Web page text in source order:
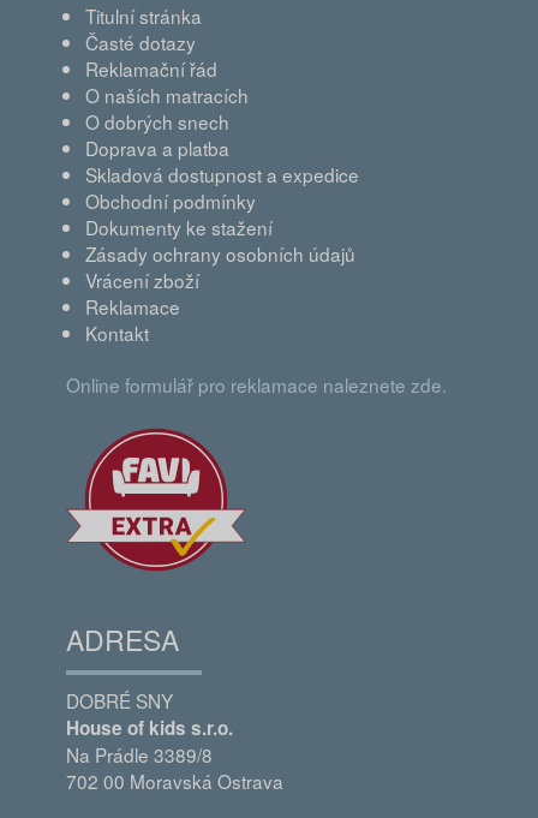
Titulní stránka
Časté dotazy
Reklamační řád
O naších matracích
O dobrých snech
Doprava a platba
Skladová dostupnost a expedice
Obchodní podmínky
Dokumenty ke stažení
Zásady ochrany osobních údajů
Vrácení zboží
Reklamace
Kontakt
Online formulář pro reklamace naleznete zde.
ADRESA
DOBRÉ SNY
House of kids s.r.o.
Na Prádle 3389/8
702 00 Moravská Ostrava